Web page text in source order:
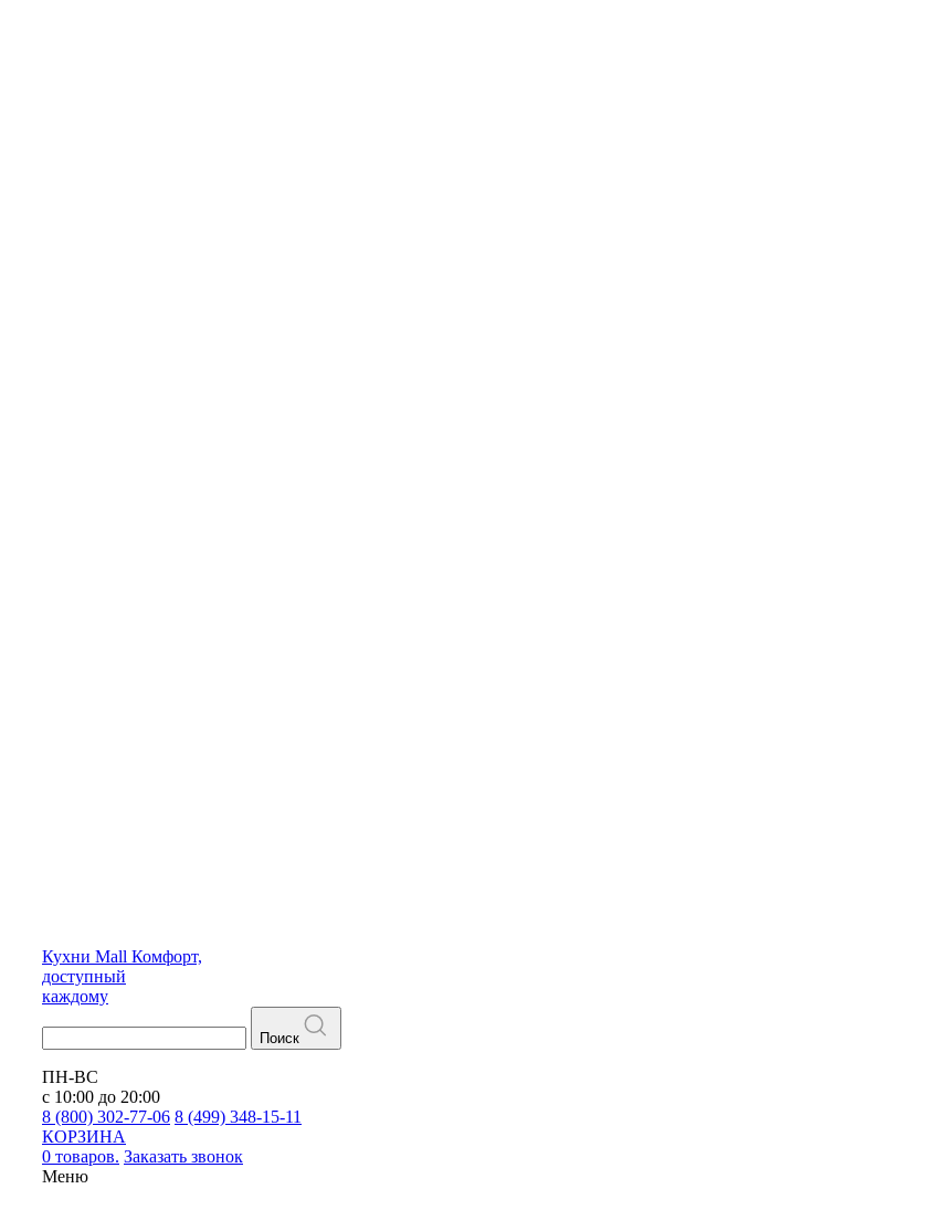
Кухни Mall Комфорт,
доступный
каждому
Поиск
ПН-ВС
с 10:00 до 20:00
8 (800) 302-77-06 8 (499) 348-15-11
КОРЗИНА
0 товаров. Заказать звонок
Меню